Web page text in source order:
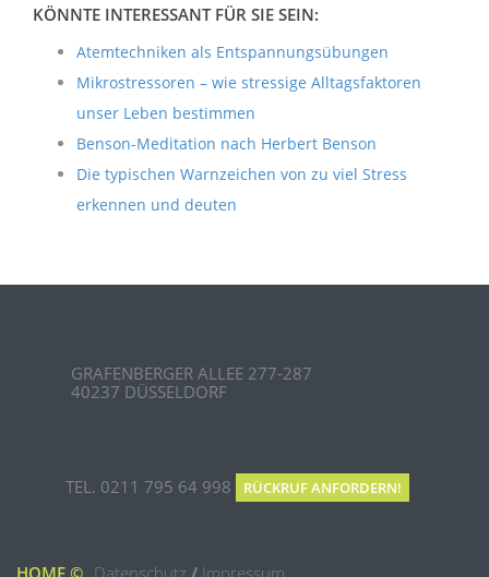
KÖNNTE INTERESSANT FÜR SIE SEIN:
Atemtechniken als Entspannungsübungen
Mikrostressoren – wie stressige Alltagsfaktoren
unser Leben bestimmen
Benson-Meditation nach Herbert Benson
Die typischen Warnzeichen von zu viel Stress
erkennen und deuten
GRAFENBERGER ALLEE 277-287
40237 DÜSSELDORF
TEL. 0211 795 64 998 RÜCKRUF ANFORDERN!
HOME © Datenschutz / Impressum